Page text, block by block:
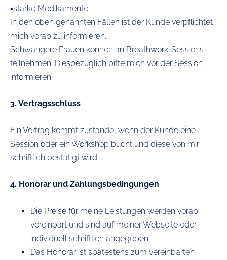
▪️starke Medikamente
In den oben genannten Fällen ist der Kunde verpflichtet
mich vorab zu informieren.
Schwangere Frauen können an Breathwork-Sessions
teilnehmen. Diesbezüglich bitte mich vor der Session
informieren.
3. Vertragsschluss
Ein Vertrag kommt zustande, wenn der Kunde eine
Session oder ein Workshop bucht und diese von mir
schriftlich bestätigt wird.
4. Honorar und Zahlungsbedingungen
Die Preise für meine Leistungen werden vorab
vereinbart und sind auf meiner Webseite oder
individuell schriftlich angegeben.
Das Honorar ist spätestens zum vereinbarten